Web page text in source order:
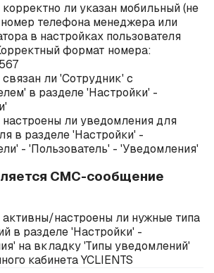
ли указан мобильный(не
номер телефона менеджера или
в настройках пользователя
формат номера:
ли 'Сотрудник' с
в разделе 'Настройки' -
ли уведомления для
в разделе 'Настройки' -
- 'Пользователь' - 'Уведомления'
СМС-сообщение
настроены ли нужные типа
в разделе 'Настройки' -
на вкладку 'Типы уведомлений'
кабинета YCLIENTS